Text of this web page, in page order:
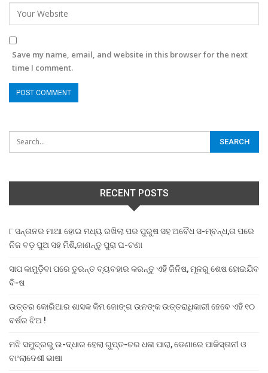
Save my name, email, and website in this browser for the next
time I comment.
RECENT POSTS
୮ ସନ୍ତାନର ମାଆ ହୋଇ ମଧ୍ୟ ରଖିଲା ପର ପୁରୁଷ ସହ ଅବୈଧ ସ-ମ୍ବନ୍ଧ,ତା ପରେ
ନିଜ ବଡ଼ ପୁଅ ସହ ମିଶି,ଜାଣନ୍ତୁ ପୁରା ଘ-ଟଣା
ସାପ କାମୁଡ଼ିବା ପରେ ତୁରନ୍ତ ବ୍ୟବହାର କରନ୍ତୁ ଏହି ଜିନିଷ, ମୂଳରୁ ଶେଷ ହୋଇଯିବ
ବି-ଷ
ଉତ୍ତର କୋରିଆର ଶାସକ କିମ ଜୋଙ୍ଗ ଉନଙ୍କ ଉତ୍ତରାଧିକାରୀ ହେବେ ଏହି ୧୦
ବର୍ଷର ଝିଅ !
ମଝି ସମୁଦ୍ରରୁ ଉ-ଦ୍ଧାର ହେଲା ଗୁପ୍ତ-ଚର ଧଳା ପାରା, ଡେଣାରେ ପାକିସ୍ତାନୀ ଓ
ବାଂଲାଦେଶୀ ଭାଷା